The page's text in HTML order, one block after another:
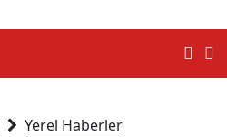
Yerel Haberler